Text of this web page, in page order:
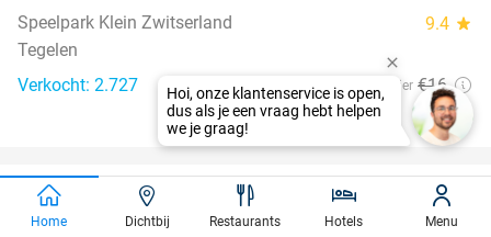
Speelpark Klein Zwitserland 9.4 star
Tegelen
Verkocht: 2.727
Regulier €16
€9,95
47%
favorite_border
Wimper- of wenkbrauwbehandeling naar
Home Dichtbij Restaurants Hotels Menu